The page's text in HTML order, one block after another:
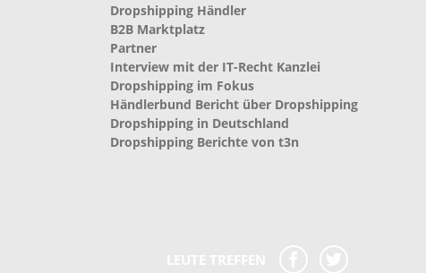
Dropshipping Händler
B2B Marktplatz
Partner
Interview mit der IT-Recht Kanzlei
Dropshipping im Fokus
Händlerbund Bericht über Dropshipping
Dropshipping in Deutschland
Dropshipping Berichte von t3n